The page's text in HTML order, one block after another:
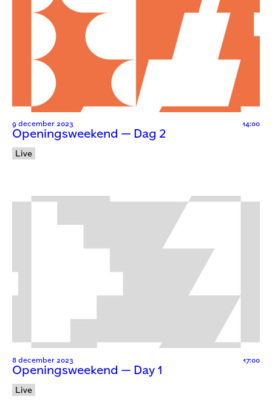
9 december 2023 14:00
Openingsweekend — Dag 2
Live
8 december 2023 17:00
Openingsweekend — Day 1
Live